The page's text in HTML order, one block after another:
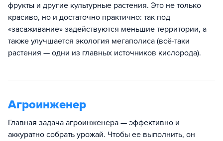
фрукты и другие культурные растения. Это не только
красиво, но и достаточно практично: так под
«засаживание» задействуются меньшие территории, а
также улучшается экология мегаполиса (всё-таки
растения — одни из главных источников кислорода).
Агроинженер
Главная задача агроинженера — эффективно и
аккуратно собрать урожай. Чтобы ее выполнить, он